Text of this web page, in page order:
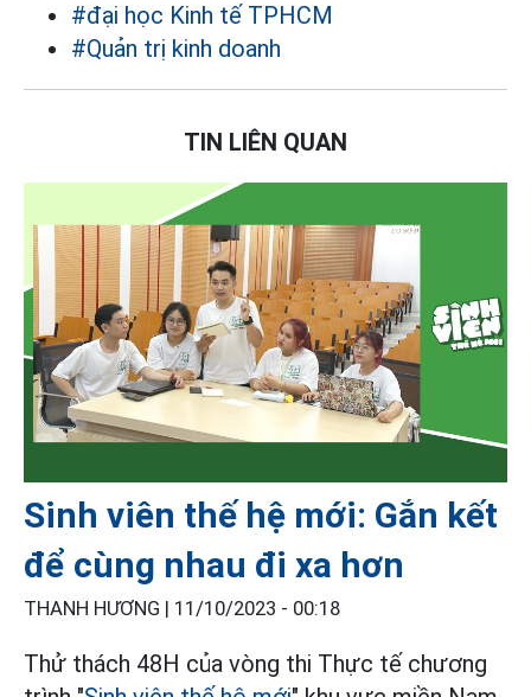
#đại học Kinh tế TPHCM
#Quản trị kinh doanh
TIN LIÊN QUAN
Sinh viên thế hệ mới: Gắn kết
để cùng nhau đi xa hơn
THANH HƯƠNG | 11/10/2023 - 00:18
Thử thách 48H của vòng thi Thực tế chương